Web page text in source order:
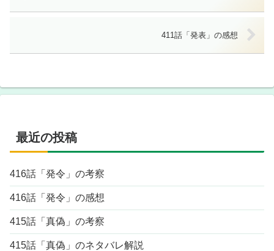
411話「発表」の感想
最近の投稿
416話「発令」の考察
416話「発令」の感想
415話「真偽」の考察
415話「真偽」のネタバレ解説